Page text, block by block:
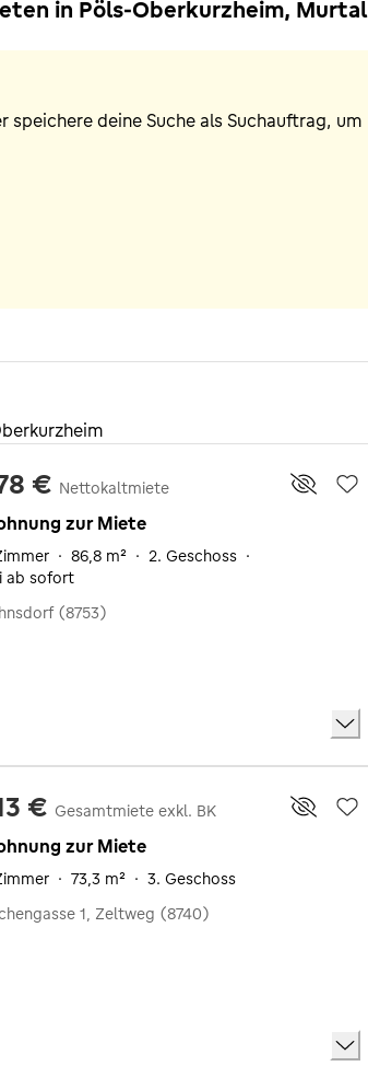
in Pöls-Oberkurzheim, Murtal
deine Suche als Suchauftrag, um
€ Nettokaltmiete
zur Miete
· 86,8 m² · 2. Geschoss ·
ab sofort
(8753)
€ Gesamtmiete exkl. BK
zur Miete
· 73,3 m² · 3. Geschoss
1, Zeltweg (8740)